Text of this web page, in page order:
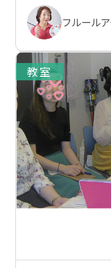
フルール
教室